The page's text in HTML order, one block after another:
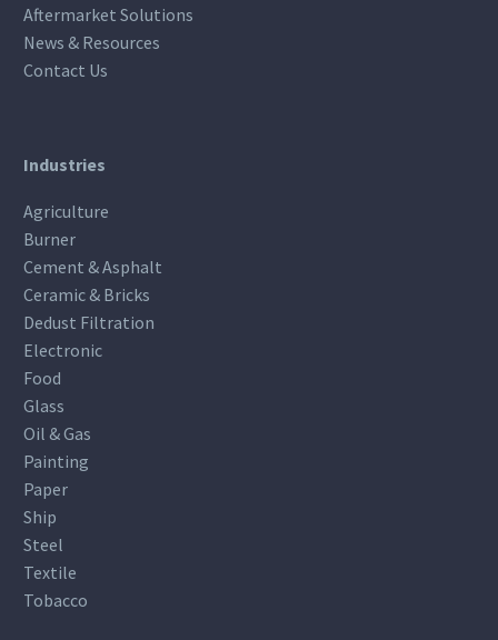
Aftermarket Solutions
News & Resources
Contact Us
Industries
Agriculture
Burner
Cement & Asphalt
Ceramic & Bricks
Dedust Filtration
Electronic
Food
Glass
Oil & Gas
Painting
Paper
Ship
Steel
Textile
Tobacco